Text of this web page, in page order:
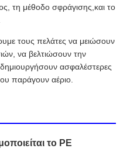
τη μέθοδο σφράγισης,και το
τους πελάτες να μειώσουν
να βελτιώσουν την
ασφαλέστερες
παράγουν αέριο.
το PE